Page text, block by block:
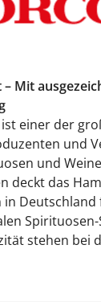
Mit
einer der
und
und
deckt das
Deutschland
Spirituosen-
stehen bei